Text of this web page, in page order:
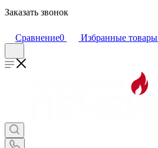
Заказать звонок
Сравнение0 Избранные товары